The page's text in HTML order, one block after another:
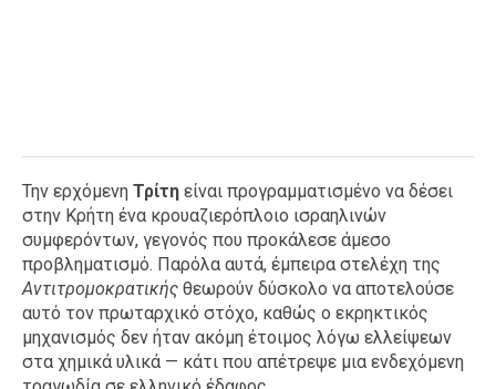
Την ερχόμενη Τρίτη είναι προγραμματισμένο να δέσει
στην Κρήτη ένα κρουαζιερόπλοιο ισραηλινών
συμφερόντων, γεγονός που προκάλεσε άμεσο
προβληματισμό. Παρόλα αυτά, έμπειρα στελέχη της
Αντιτρομοκρατικής θεωρούν δύσκολο να αποτελούσε
αυτό τον πρωταρχικό στόχο, καθώς ο εκρηκτικός
μηχανισμός δεν ήταν ακόμη έτοιμος λόγω ελλείψεων
στα χημικά υλικά — κάτι που απέτρεψε μια ενδεχόμενη